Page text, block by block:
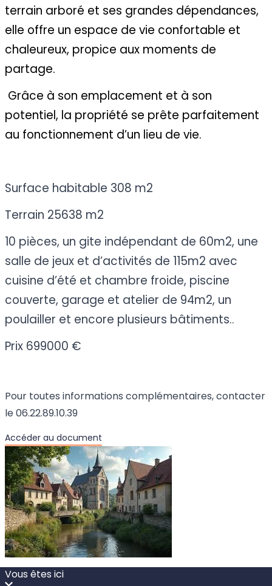
terrain arboré et ses grandes dépendances,
elle offre un espace de vie confortable et
chaleureux, propice aux moments de
partage.
Grâce à son emplacement et à son
potentiel, la propriété se prête parfaitement
au fonctionnement d’un lieu de vie.
Surface habitable 308 m2
Terrain 25638 m2
10 pièces, un gite indépendant de 60m2, une
salle de jeux et d’activités de 115m2 avec
cuisine d’été et chambre froide, piscine
couverte, garage et atelier de 94m2, un
poulailler et encore plusieurs bâtiments..
Prix 699000 €
Pour toutes informations complémentaires, contacter
le 06.22.89.10.39
Accéder au document
Vous êtes ici